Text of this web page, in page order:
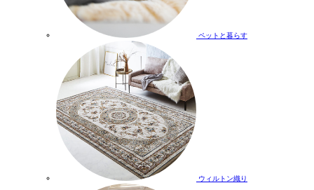
ペットと暮らす
ウィルトン織り